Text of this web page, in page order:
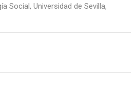
Social, Universidad de Sevilla,